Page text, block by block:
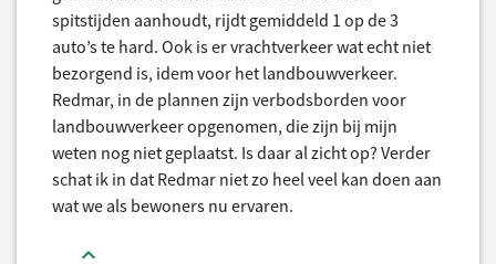
spitstijden aanhoudt, rijdt gemiddeld 1 op de 3
auto’s te hard. Ook is er vrachtverkeer wat echt niet
bezorgend is, idem voor het landbouwverkeer.
Redmar, in de plannen zijn verbodsborden voor
landbouwverkeer opgenomen, die zijn bij mijn
weten nog niet geplaatst. Is daar al zicht op? Verder
schat ik in dat Redmar niet zo heel veel kan doen aan
wat we als bewoners nu ervaren.